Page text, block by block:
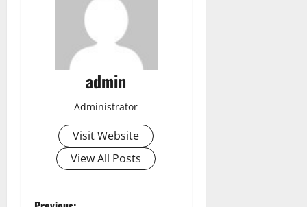
admin
Administrator
Visit Website
View All Posts